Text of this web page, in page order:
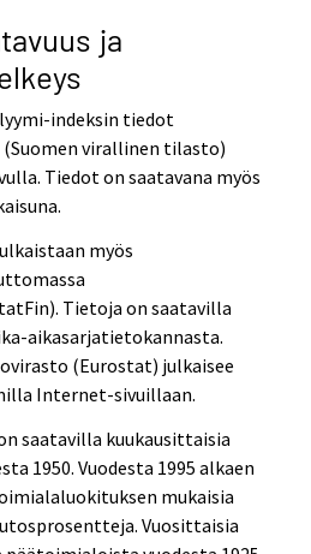
ja
indeksin tiedot
(Suomen virallinen tilasto)
Tiedot on saatavana myös
myös
Tietoja on saatavilla
aikasarjatietokannasta.
(Eurostat) julkaisee
Internet-sivuillaan.
saatavilla kuukausittaisia
1950. Vuodesta 1995 alkaen
mukaisia
Vuosittaisia